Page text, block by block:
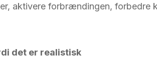
aktivere forbrændingen, forbedre
det er realistisk